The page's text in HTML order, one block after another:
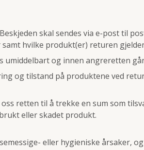
skal sendes via e-post til
hvilke produkt(er) returen
og innen angreretten
og tilstand på produktene ved
retten til å trekke en sum som
eller skadet produkt.
eller hygieniske årsaker,